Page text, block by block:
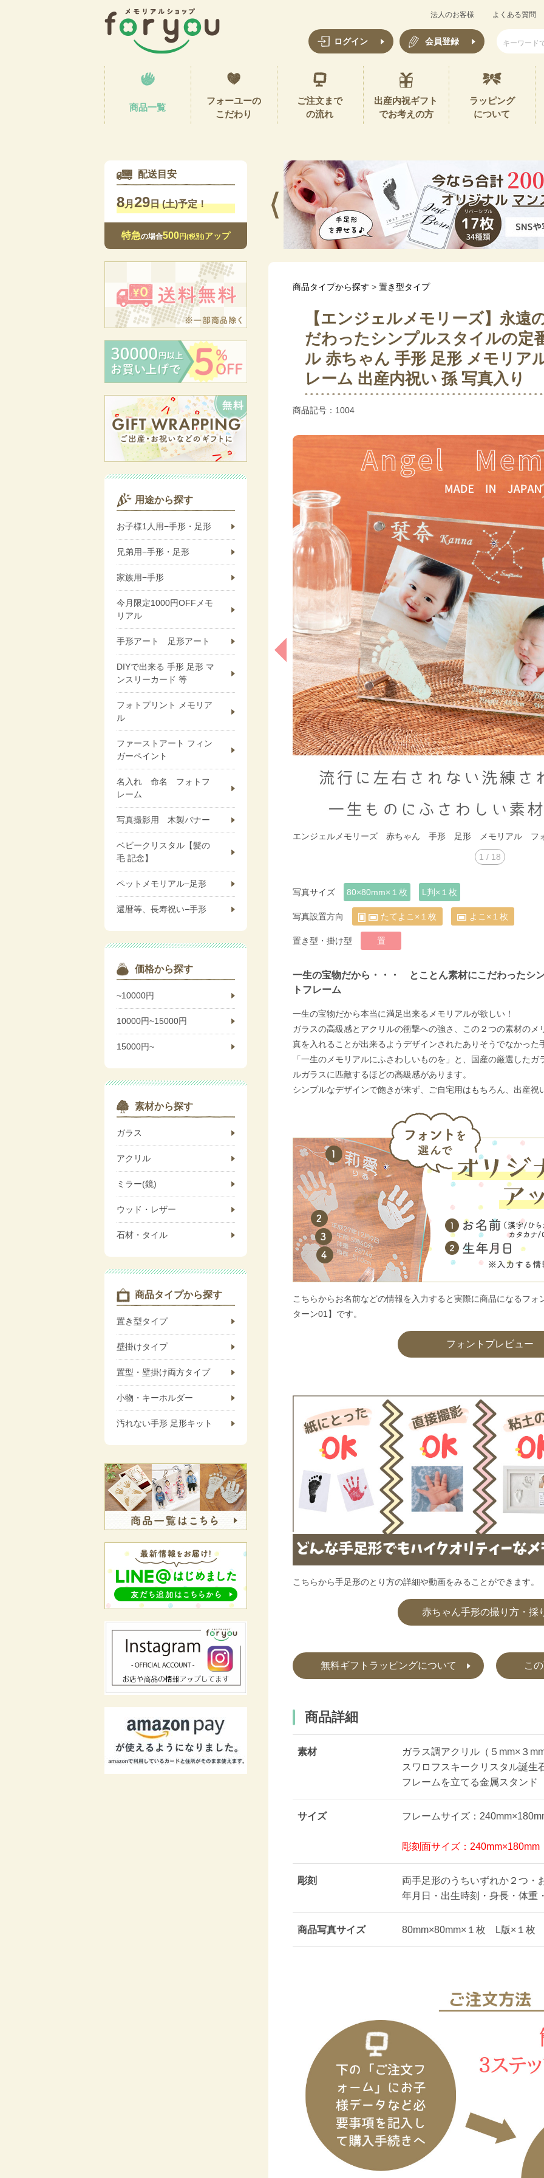
法人のお客様 よくある質問
ログイン 会員登録
商品一覧
フォーユーの
こだわり
ご注文まで
の流れ
出産内祝ギフト
でお考えの方
ラッピング
について
商品タイプから探す > 置き型タイプ
【エンジェルメモリーズ】永遠
だわったシンプルスタイルの定
ル 赤ちゃん 手形 足形 メモリア
レーム 出産内祝い 孫 写真入り
商品記号： 1004
エンジェルメモリーズ 赤ちゃん 手形 足形 メモリアル フ
1 / 18
写真サイズ 80×80mm×１枚 L判×１枚
写真設置方向 たてよこ×１枚 よこ×１枚
置き型・掛け型 置
一生の宝物だから・・・ とことん素材にこだわったシ
トフレーム
一生の宝物だから本当に満足出来るメモリアルが欲しい！
ガラスの高級感とアクリルの衝撃への強さ、この２つの素材の
真を入れることが出来るようデザインされたありそうでなかった
「一生のメモリアルにふさわしいものを」と、国産の厳選した
ルガラスに匹敵するほどの高級感があります。
シンプルなデザインで飽きが来ず、ご自宅用はもちろん、出産祝
こちらからお名前などの情報を入力すると実際に商品になるフ
ターン01】です。
フォントプレビュー
こちらから手足形のとり方の詳細や動画をみることができます。
赤ちゃん手形の撮り方・採
無料ギフトラッピングについて こ
商品詳細
素材
ガラス調アクリル（５mm×３
スワロフスキークリスタル誕生
フレームを立てる金属スタンド
サイズ フレームサイズ：
彫刻面サイズ：240mm×180mm
彫刻
両手足形のうちいずれか２つ・
年月日・出生時刻・身長・体重
商品写真サイズ 80mm×80mm×１枚 L版×１枚
配送目安
8月29日 (土)予定！
特急の場合500円(税別)アップ
用途から探す
お子様1人用−手形・足形
兄弟用−手形・足形
家族用−手形
今月限定1000円OFFメモ
リアル
手形アート 足形アート
DIYで出来る 手形 足形 マ
ンスリーカード 等
フォトプリント メモリア
ル
ファーストアート フィン
ガーペイント
名入れ 命名 フォトフ
レーム
写真撮影用 木製バナー
ベビークリスタル【髪の
毛 記念】
ペットメモリアル−足形
還暦等、長寿祝い−手形
価格から探す
~10000円
10000円~15000円
15000円~
素材から探す
ガラス
アクリル
ミラー(鏡)
ウッド・レザー
石材・タイル
商品タイプから探す
置き型タイプ
壁掛けタイプ
置型・壁掛け両方タイプ
小物・キーホルダー
汚れない手形 足形キット